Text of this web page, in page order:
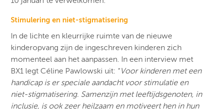
Stimulering en niet-stigmatisering
In de lichte en kleurrijke ruimte van de nieuwe
kinderopvang zijn de ingeschreven kinderen zich
momenteel aan het aanpassen. In een interview met
BX1 legt Céline Pawlowski uit: “Voor kinderen met een
handicap is er speciale aandacht voor stimulatie en
niet-stigmatisering. Samenzijn met leeftijdsgenoten, in
inclusie, is ook zeer heilzaam en motiveert hen in hun